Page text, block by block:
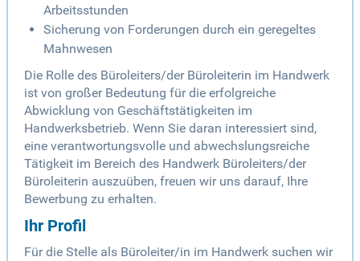
Arbeitsstunden
Sicherung von Forderungen durch ein geregeltes
Mahnwesen
Die Rolle des Büroleiters/der Büroleiterin im Handwerk
ist von großer Bedeutung für die erfolgreiche
Abwicklung von Geschäftstätigkeiten im
Handwerksbetrieb. Wenn Sie daran interessiert sind,
eine verantwortungsvolle und abwechslungsreiche
Tätigkeit im Bereich des Handwerk Büroleiters/der
Büroleiterin auszuüben, freuen wir uns darauf, Ihre
Bewerbung zu erhalten.
Ihr Profil
Für die Stelle als Büroleiter/in im Handwerk suchen wir